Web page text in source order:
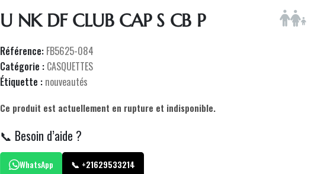
U NK DF CLUB CAP S CB P
Référence: FB5625-084
Catégorie : CASQUETTES
Étiquette : nouveautés
Ce produit est actuellement en rupture et indisponible.
📞 Besoin d’aide ?
WhatsApp 📞 +21629533214